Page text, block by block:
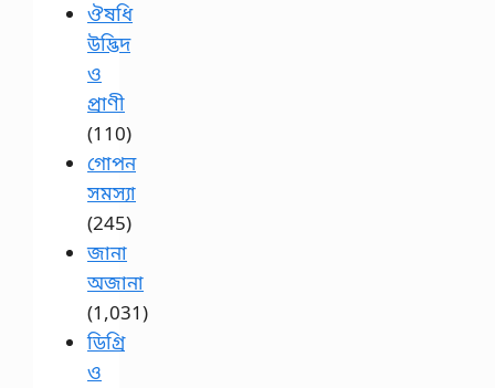
ঔষধি
উদ্ভিদ
ও
প্রাণী
(110)
গোপন
সমস্যা
(245)
জানা
অজানা
(1,031)
ডিগ্রি
ও